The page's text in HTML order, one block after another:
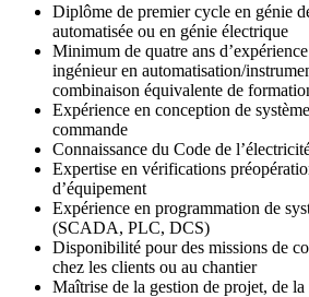
Diplôme de premier cycle en génie
automatisée ou en génie électrique
Minimum de quatre ans
ingénieur en automatisation/
combinaison équivalente de
Expérience en conception de
commande
Connaissance du Code de
Expertise en vérifications
d’équipement
Expérience en programmation de
(SCADA, PLC, DCS)
Disponibilité pour des missions de
chez les clients ou au chantier
Maîtrise de la gestion de projet, de